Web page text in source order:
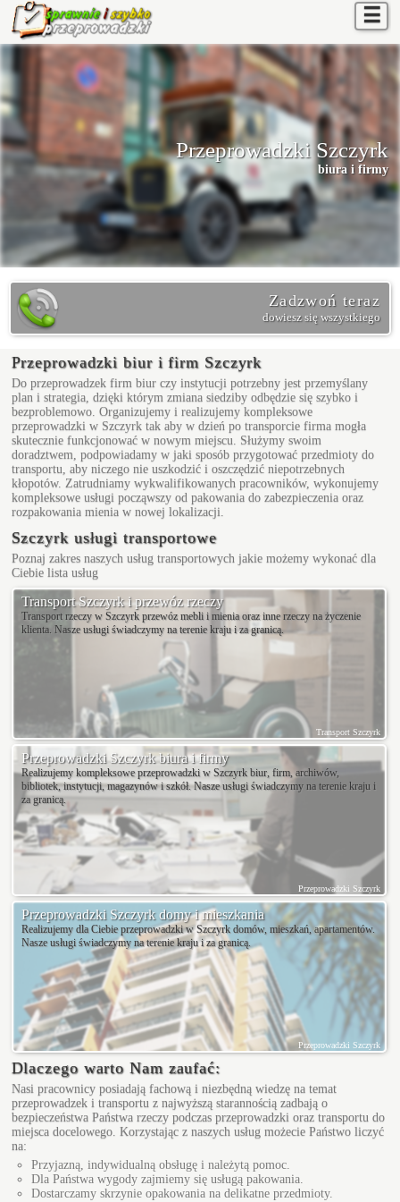
☰
Przeprowadzki Szczyrk
biura i firmy
Zadzwoń teraz
dowiesz się wszystkiego
Przeprowadzki biur i firm Szczyrk
Do przeprowadzek firm biur czy instytucji potrzebny jest przemyślany
plan i strategia, dzięki którym zmiana siedziby odbędzie się szybko i
bezproblemowo. Organizujemy i realizujemy kompleksowe
przeprowadzki w Szczyrk tak aby w dzień po transporcie firma mogła
skutecznie funkcjonować w nowym miejscu. Służymy swoim
doradztwem, podpowiadamy w jaki sposób przygotować przedmioty do
transportu, aby niczego nie uszkodzić i oszczędzić niepotrzebnych
kłopotów. Zatrudniamy wykwalifikowanych pracowników, wykonujemy
kompleksowe usługi począwszy od pakowania do zabezpieczenia oraz
rozpakowania mienia w nowej lokalizacji.
Szczyrk usługi transportowe
Poznaj zakres naszych usług transportowych jakie możemy wykonać dla
Ciebie lista usług
Transport Szczyrk i przewóz rzeczy
Transport rzeczy w Szczyrk przewóz mebli i mienia oraz inne rzeczy na życzenie
klienta. Nasze usługi świadczymy na terenie kraju i za granicą.
Transport Szczyrk
Przeprowadzki Szczyrk biura i firmy
Realizujemy kompleksowe przeprowadzki w Szczyrk biur, firm, archiwów,
bibliotek, instytucji, magazynów i szkół. Nasze usługi świadczymy na terenie kraju i
za granicą.
Przeprowadzki Szczyrk
Przeprowadzki Szczyrk domy i mieszkania
Realizujemy dla Ciebie przeprowadzki w Szczyrk domów, mieszkań, apartamentów.
Nasze usługi świadczymy na terenie kraju i za granicą.
Przeprowadzki Szczyrk
Dlaczego warto Nam zaufać:
Nasi pracownicy posiadają fachową i niezbędną wiedzę na temat
przeprowadzek i transportu z najwyższą starannością zadbają o
bezpieczeństwa Państwa rzeczy podczas przeprowadzki oraz transportu do
miejsca docelowego. Korzystając z naszych usług możecie Państwo liczyć
na:
Przyjazną, indywidualną obsługę i należytą pomoc.
Dla Państwa wygody zajmiemy się usługą pakowania.
Dostarczamy skrzynie opakowania na delikatne przedmioty.